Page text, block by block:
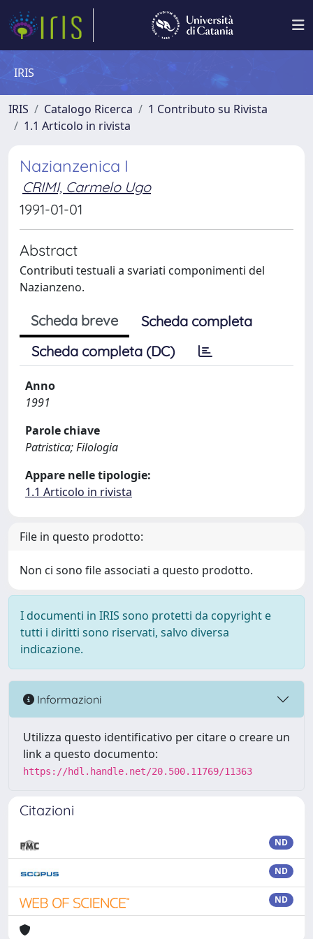
IRIS
IRIS Catalogo Ricerca
1 Contributo su Rivista
1.1 Articolo in rivista
Nazianzenica I
CRIMI, Carmelo Ugo
1991-01-01
Abstract
Contributi testuali a svariati componimenti del
Nazianzeno.
Scheda breve
Scheda completa
Scheda completa (DC)
Anno
1991
Parole chiave
Patristica; Filologia
Appare nelle tipologie:
1.1 Articolo in rivista
File in questo prodotto:
Non ci sono file associati a questo prodotto.
I documenti in IRIS sono protetti da copyright e
tutti i diritti sono riservati, salvo diversa
indicazione.
Informazioni
Utilizza questo identificativo per citare o creare un
link a questo documento:
https://hdl.handle.net/20.500.11769/11363
Citazioni
ND
ND
ND